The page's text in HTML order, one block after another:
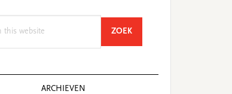
ZOEKSEARCH
ARCHIEVEN